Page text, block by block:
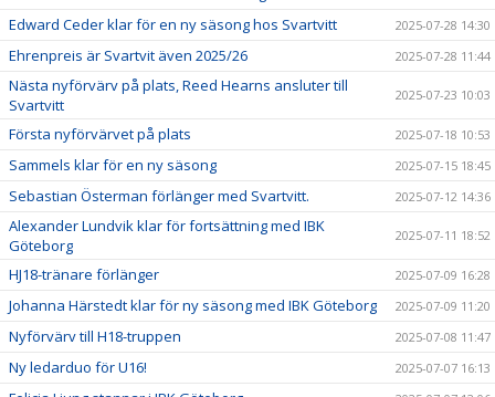
Edward Ceder klar för en ny säsong hos Svartvitt 2025-07-28 14:30
Ehrenpreis är Svartvit även 2025/26 2025-07-28 11:44
Nästa nyförvärv på plats, Reed Hearns ansluter till
Svartvitt
2025-07-23 10:03
Första nyförvärvet på plats 2025-07-18 10:53
Sammels klar för en ny säsong 2025-07-15 18:45
Sebastian Österman förlänger med Svartvitt. 2025-07-12 14:36
Alexander Lundvik klar för fortsättning med IBK
Göteborg
2025-07-11 18:52
HJ18-tränare förlänger 2025-07-09 16:28
Johanna Härstedt klar för ny säsong med IBK Göteborg 2025-07-09 11:20
Nyförvärv till H18-truppen 2025-07-08 11:47
Ny ledarduo för U16! 2025-07-07 16:13